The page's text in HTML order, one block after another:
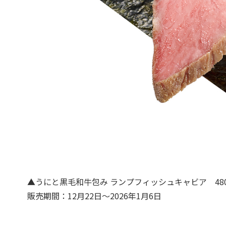
▲うにと黒毛和牛包み ランプフィッシュキャビア
販売期間：12月22日～2026年1月6日